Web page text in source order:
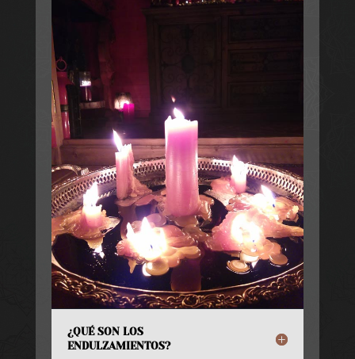
¿QUÉ SON LOS
ENDULZAMIENTOS?